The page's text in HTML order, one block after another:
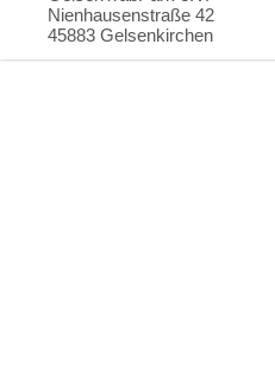
Nienhausenstraße 42
45883 Gelsenkirchen